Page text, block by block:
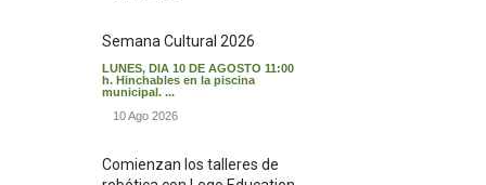
Semana Cultural 2026
LUNES, DIA 10 DE AGOSTO 11:00
h. Hinchables en la piscina
municipal. ...
10 Ago 2026
Comienzan los talleres de